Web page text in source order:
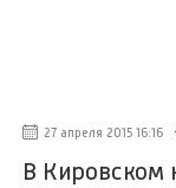
27 апреля 2015 16:16
В Кировском